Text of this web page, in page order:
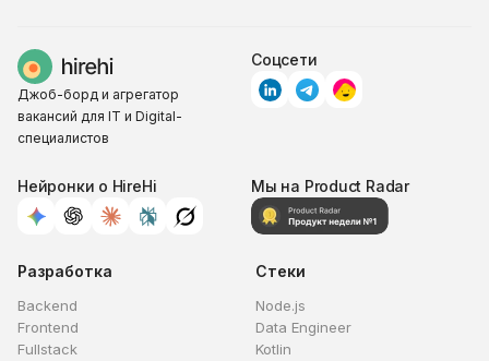
Джоб-борд и агрегатор
вакансий для IT и Digital-
специалистов
Соцсети
Нейронки о HireHi Мы на Product Radar
Разработка
Backend
Frontend
Fullstack
Стеки
Node.js
Data Engineer
Kotlin